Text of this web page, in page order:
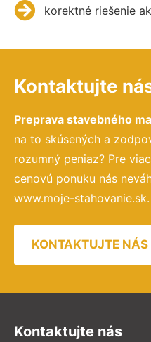
korektné riešenie
Kontaktujte
Preprava stavebného
na to skúsených a
rozumný peniaz? Pre
cenovú ponuku nás
www.moje-stahovanie.sk.
KONTAKTUJTE NÁS
Kontaktujte nás